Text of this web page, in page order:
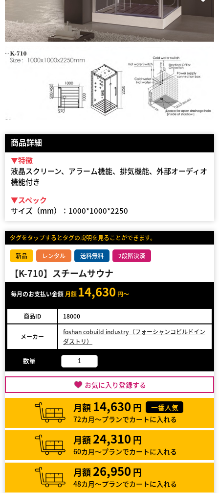
商品詳細
▼特徴
液晶スクリーン、アラーム機能、排気機能、外部オーディオ
機能付き
▼スペック
サイズ（mm）：1000*1000*2250
タグをタップするとタグの説明を見ることができます。
新品 レンタル 送料無料 2段階決済
【K-710】スチームサウナ
毎月のお支払い金額 月額 14,630 円～
商品ID 18000
メーカー
foshan cobuild industry（フォーシャンコビルドイン
ダストリ）
数量
お気に入り登録する
月額 14,630 円
一番人気
72カ月～プランでカートに入れる
月額 24,310 円
60カ月～プランでカートに入れる
月額 26,950 円
48カ月～プランでカートに入れる